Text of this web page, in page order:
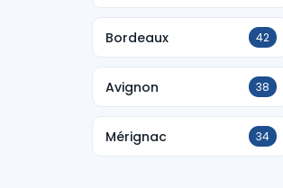
Bordeaux 42
Avignon 38
Mérignac 34